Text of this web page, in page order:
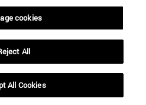
cookies
All
All Cookies